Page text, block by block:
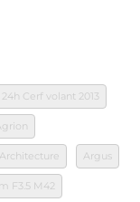
24h Cerf volant 2013
Architecture Argus
F3.5 M42